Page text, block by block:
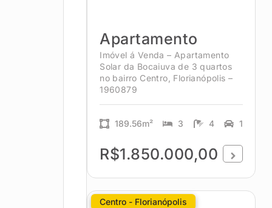
Apartamento
Imóvel á Venda – Apartamento
Solar da Bocaiuva de 3 quartos
no bairro Centro, Florianópolis –
1960879
189.56m² 3 4 1
R$1.850.000,00
Centro - Florianópolis